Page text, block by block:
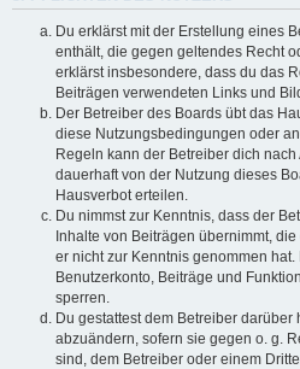
Du erklärst mit der Erstellung eines
enthält, die gegen geltendes Recht
erklärst insbesondere, dass du das
Beiträgen verwendeten Links und
Der Betreiber des Boards übt das
diese Nutzungsbedingungen oder
Regeln kann der Betreiber dich
dauerhaft von der Nutzung dieses
Hausverbot erteilen.
Du nimmst zur Kenntnis, dass der
Inhalte von Beiträgen übernimmt,
er nicht zur Kenntnis genommen
Benutzerkonto, Beiträge und
sperren.
Du gestattest dem Betreiber darüber
abzuändern, sofern sie gegen o. g.
sind, dem Betreiber oder einem